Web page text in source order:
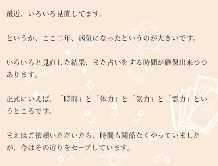
最近、いろいろ見直してます。
というか、ここ二年、病気になったというのが大きいです。
いろいろと見直した結果、また占いをする時間が確保出来つつ
あります。
正式にいえば、「時間」と「体力」と「気力」と「霊力」とい
うところです。
まえはご依頼いただいたら、時間も関係なくやっていました
が、今はその辺りをセーブしています。